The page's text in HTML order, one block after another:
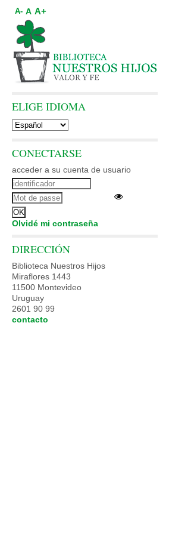
A- A A+
ELIGE IDIOMA
CONECTARSE
acceder a su cuenta de usuario
Olvidé mi contraseña
DIRECCIÓN
Biblioteca Nuestros Hijos
Miraflores 1443
11500 Montevideo
Uruguay
2601 90 99
contacto